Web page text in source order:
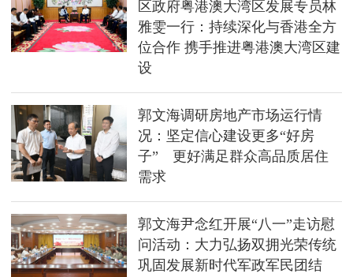
区政府粤港澳大湾区发展专员林
雅雯一行：持续深化与香港全方
位合作 携手推进粤港澳大湾区建
设
郭文海调研房地产市场运行情
况：坚定信心建设更多“好房
子” 更好满足群众高品质居住
需求
郭文海尹念红开展“八一”走访慰
问活动：大力弘扬双拥光荣传统
巩固发展新时代军政军民团结